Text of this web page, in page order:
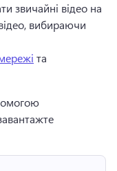
звичайні відео на
вибираючи
та